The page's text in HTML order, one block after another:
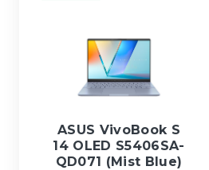
ASUS VivoBook S
14 OLED S5406SA-
QD071 (Mist Blue)